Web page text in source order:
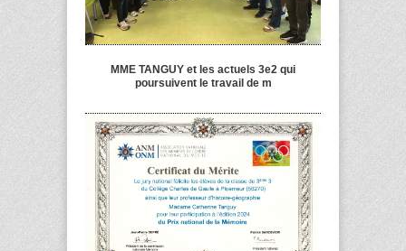
MME TANGUY et les actuels 3e2 qui
poursuivent le travail de m